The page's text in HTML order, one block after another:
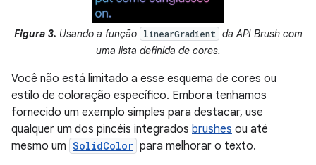
Figura 3. Usando a função linearGradient
da API Brush com
uma lista definida de cores.
Você não está limitado a esse esquema de cores ou
estilo de coloração específico. Embora tenhamos
fornecido um exemplo simples para destacar, use
qualquer um dos pincéis integrados brushes ou até
mesmo um SolidColor para melhorar o texto.